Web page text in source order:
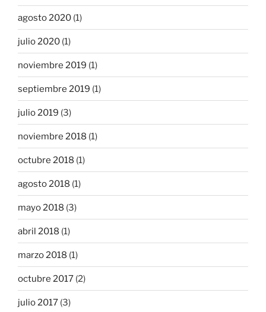
agosto 2020 (1)
julio 2020 (1)
noviembre 2019 (1)
septiembre 2019 (1)
julio 2019 (3)
noviembre 2018 (1)
octubre 2018 (1)
agosto 2018 (1)
mayo 2018 (3)
abril 2018 (1)
marzo 2018 (1)
octubre 2017 (2)
julio 2017 (3)